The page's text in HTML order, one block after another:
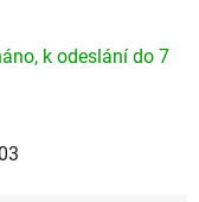
k odeslání do 7